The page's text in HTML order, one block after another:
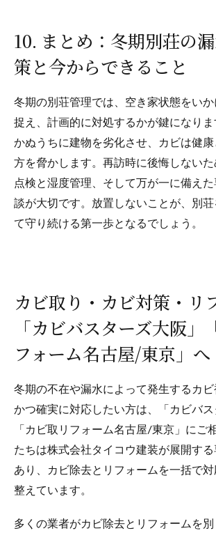
10. まとめ：冬期別荘の
策と今からできること
冬期の別荘管理では、空き家状態をい
捉え、計画的に対処するかが鍵になり
かぬうちに建物を劣化させ、カビは健
方を脅かします。再訪時に後悔しない
点検と湿度管理、そして万が一に備え
談が大切です。放置しないことが、別
て守り続ける第一歩となるでしょう。
カビ取り・カビ対策・リ
「カビバスターズ大阪」
フォーム名古屋/東京」へ
冬期の不在や漏水によって発生するカ
かつ確実に対応したい方は、「カビバス
「カビ取リフォーム名古屋/東京」にご
たちは株式会社タイコウ建装が展開す
あり、カビ除去とリフォームを一括で
整えています。
多くの業者がカビ除去とリフォームを